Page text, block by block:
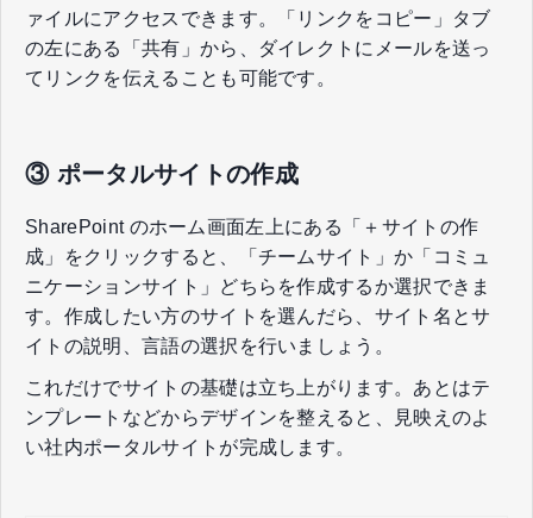
ァイルにアクセスできます。「リンクをコピー」タブ
の左にある「共有」から、ダイレクトにメールを送っ
てリンクを伝えることも可能です。
③ ポータルサイトの作成
SharePoint のホーム画面左上にある「＋サイトの作
成」をクリックすると、「チームサイト」か「コミュ
ニケーションサイト」どちらを作成するか選択できま
す。作成したい方のサイトを選んだら、サイト名とサ
イトの説明、言語の選択を行いましょう。
これだけでサイトの基礎は立ち上がります。あとはテ
ンプレートなどからデザインを整えると、見映えのよ
い社内ポータルサイトが完成します。